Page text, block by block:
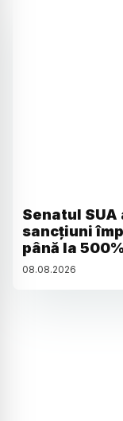
Senatul SUA
sancțiuni
până la
08.08.2026